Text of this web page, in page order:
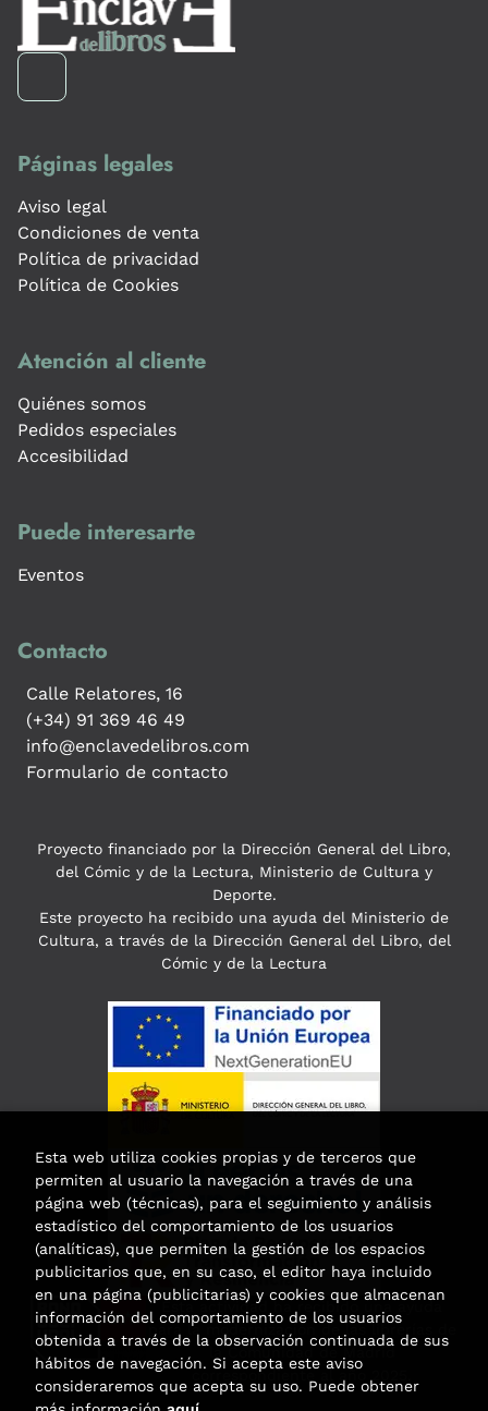
Páginas legales
Aviso legal
Condiciones de venta
Política de privacidad
Política de Cookies
Atención al cliente
Quiénes somos
Pedidos especiales
Accesibilidad
Puede interesarte
Eventos
Contacto
Calle Relatores, 16
(+34) 91 369 46 49
info@enclavedelibros.com
Formulario de contacto
Proyecto financiado por la Dirección General del Libro,
del Cómic y de la Lectura, Ministerio de Cultura y
Deporte.
Este proyecto ha recibido una ayuda del Ministerio de
Cultura, a través de la Dirección General del Libro, del
Cómic y de la Lectura
Esta actividad ha recibido una ayuda
para la modernización de las librerías de
la Comunidad de Madrid
correspondiente al año 2025.
Esta web utiliza cookies propias y de terceros que
permiten al usuario la navegación a través de una
página web (técnicas), para el seguimiento y análisis
estadístico del comportamiento de los usuarios
(analíticas), que permiten la gestión de los espacios
publicitarios que, en su caso, el editor haya incluido
en una página (publicitarias) y cookies que almacenan
información del comportamiento de los usuarios
obtenida a través de la observación continuada de sus
hábitos de navegación. Si acepta este aviso
consideraremos que acepta su uso. Puede obtener